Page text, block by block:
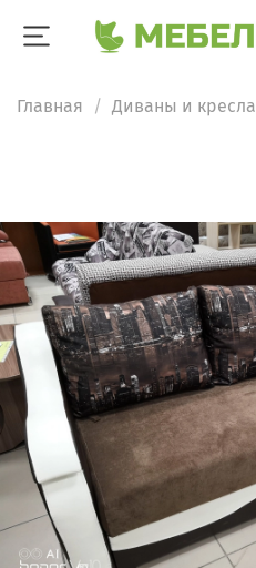
Главная Диваны и кресла